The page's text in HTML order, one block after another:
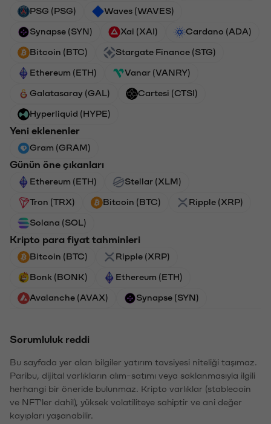
PSG (PSG) Waves (WAVES)
Synapse (SYN) Xai (XAI) Cardano (ADA)
Bitcoin (BTC) Stargate Finance (STG)
Ethereum (ETH) Vanar (VANRY)
Galatasaray (GAL) Cartesi (CTSI)
Hyperliquid (HYPE)
Yeni eklenenler
Gram (GRAM)
Günün öne çıkanları
Ethereum (ETH) Stellar (XLM)
Tron (TRX) Bitcoin (BTC) Ripple (XRP)
Solana (SOL)
Kripto para fiyat tahminleri
Bitcoin (BTC) Ripple (XRP)
Bonk (BONK) Ethereum (ETH)
Avalanche (AVAX) Synapse (SYN)
Sorumluluk reddi
Bu sayfada yer alan bilgiler yatırım tavsiyesi niteliği taşımaz.
Paribu, dijital varlıkların alım-satımı veya saklanmasıyla ilgili
herhangi bir öneride bulunmaz. Kripto varlıklar (stablecoin
ve NFT'ler dahil), yüksek volatiliteye sahiptir ve ani değer
kayıpları yaşanabilir.